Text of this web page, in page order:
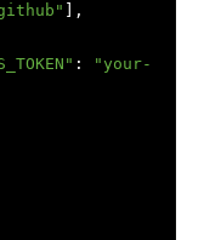
],
:
"your-